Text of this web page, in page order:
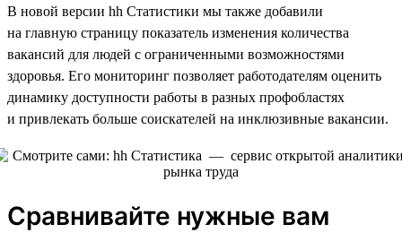
В новой версии hh Статистики мы также добавили
на главную страницу показатель изменения количества
вакансий для людей с ограниченными возможностями
здоровья. Его мониторинг позволяет работодателям оценить
динамику доступности работы в разных профобластях
и привлекать больше соискателей на инклюзивные вакансии.
Сравнивайте нужные вам